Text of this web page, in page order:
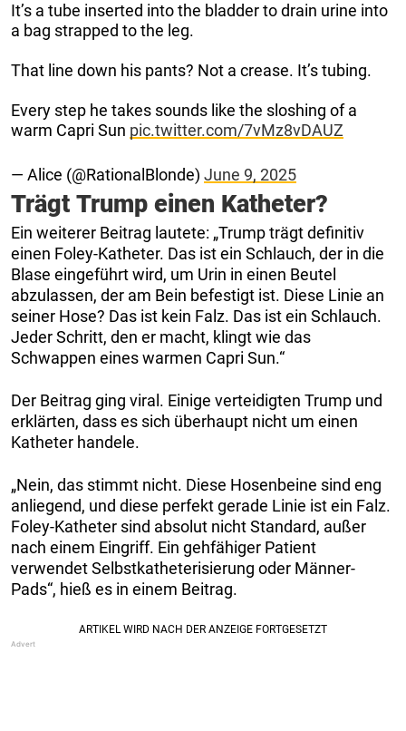
It’s a tube inserted into the bladder to drain urine into
a bag strapped to the leg.
That line down his pants? Not a crease. It’s tubing.
Every step he takes sounds like the sloshing of a
warm Capri Sun pic.twitter.com/7vMz8vDAUZ
— Alice (@RationalBlonde) June 9, 2025
Trägt Trump einen Katheter?
Ein weiterer Beitrag lautete: „Trump trägt definitiv
einen Foley-Katheter. Das ist ein Schlauch, der in die
Blase eingeführt wird, um Urin in einen Beutel
abzulassen, der am Bein befestigt ist. Diese Linie an
seiner Hose? Das ist kein Falz. Das ist ein Schlauch.
Jeder Schritt, den er macht, klingt wie das
Schwappen eines warmen Capri Sun.“
Der Beitrag ging viral. Einige verteidigten Trump und
erklärten, dass es sich überhaupt nicht um einen
Katheter handele.
„Nein, das stimmt nicht. Diese Hosenbeine sind eng
anliegend, und diese perfekt gerade Linie ist ein Falz.
Foley-Katheter sind absolut nicht Standard, außer
nach einem Eingriff. Ein gehfähiger Patient
verwendet Selbstkatheterisierung oder Männer-
Pads“, hieß es in einem Beitrag.